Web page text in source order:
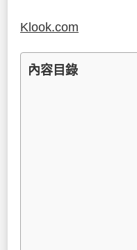
Klook.com
內容目錄